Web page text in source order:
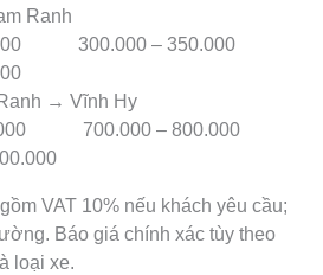
→ Cam Ranh
300.000 – 350.000
Ranh → Vĩnh Hy
700.000 – 800.000
VAT 10% nếu khách yêu cầu;
Báo giá chính xác tùy theo
loại xe.